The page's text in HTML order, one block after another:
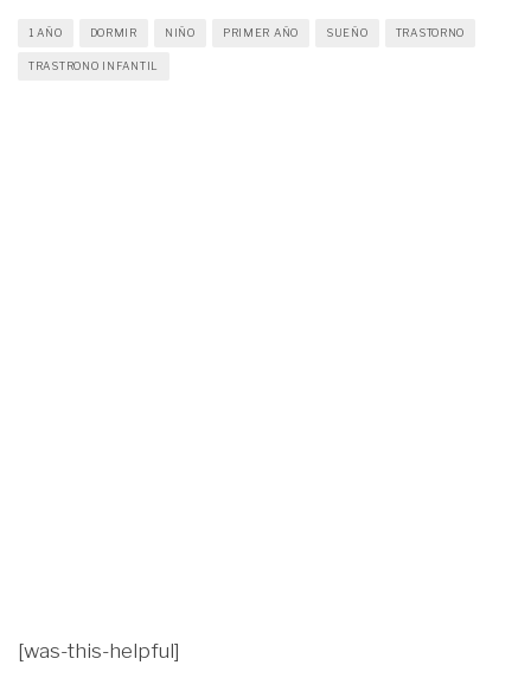
1 AÑO DORMIR NIÑO PRIMER AÑO SUEÑO TRASTORNO
TRASTRONO INFANTIL
[was-this-helpful]